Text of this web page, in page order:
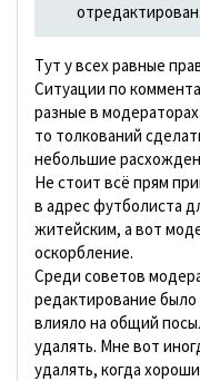
отредактирован.
Тут у всех равные
Ситуации по
разные в
то толкований
небольшие
Не стоит всё прям
в адрес футболиста
житейским, а вот
оскорбление.
Среди советов
редактирование
влияло на общий
удалять. Мне вот
удалять, когда